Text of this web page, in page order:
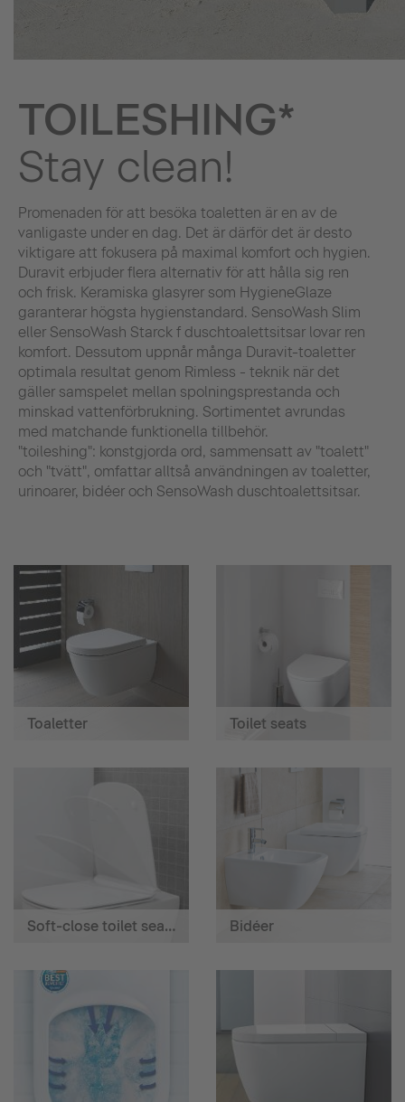
TOILESHING*
Stay clean!
Promenaden för att besöka toaletten är en av de
vanligaste under en dag. Det är därför det är desto
viktigare att fokusera på maximal komfort och hygien.
Duravit erbjuder flera alternativ för att hålla sig ren
och frisk. Keramiska glasyrer som HygieneGlaze
garanterar högsta hygienstandard. SensoWash Slim
eller SensoWash Starck f duschtoalettsitsar lovar ren
komfort. Dessutom uppnår många Duravit-toaletter
optimala resultat genom Rimless - teknik när det
gäller samspelet mellan spolningsprestanda och
minskad vattenförbrukning. Sortimentet avrundas
med matchande funktionella tillbehör.
"toileshing": konstgjorda ord, sammensatt av "toalett"
och "tvätt", omfattar alltså användningen av toaletter,
urinoarer, bidéer och SensoWash duschtoalettsitsar.
Toaletter Toilet seats
Soft-close toilet seats Bidéer